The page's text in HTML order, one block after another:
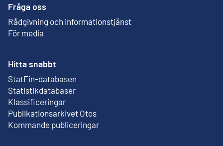
Fråga oss
Rådgivning och informationstjänst
För media
Hitta snabbt
StatFin-databasen
Extern länk
Statistikdatabaser
Klassificeringar
Publikationsarkivet Otos
Extern länk
Kommande publiceringar